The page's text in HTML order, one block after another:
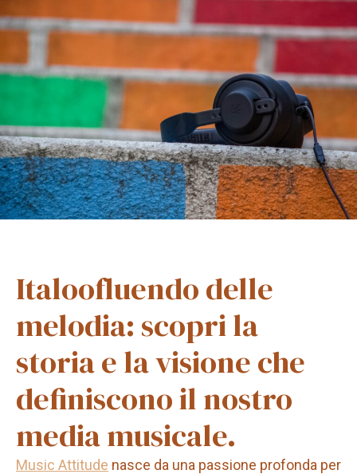
Italoofluendo delle
melodia: scopri la
storia e la visione che
definiscono il nostro
media musicale.
Music Attitude nasce da una passione profonda per